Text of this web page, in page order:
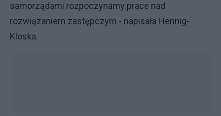
samorządami rozpoczynamy prace nad
rozwiązaniem zastępczym - napisała Hennig-
Kloska.